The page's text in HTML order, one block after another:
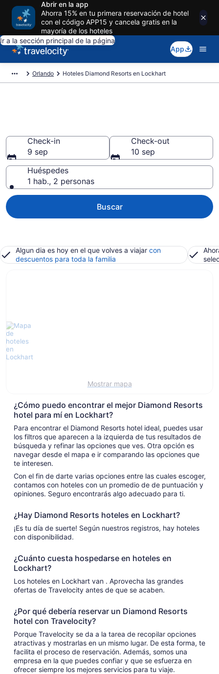
Abrir en la app
Ahorra 15% en tu primera reservación de hotel
con el código APP15 y cancela gratis en la
mayoría de los hoteles
Ir a la sección principal de la página
App
Orlando Hoteles Diamond Resorts en Lockhart
Check-in
9 sep
Check-out
10 sep
Huéspedes
1 hab., 2 personas
Buscar
Algun dia es hoy en el que volves a viajar con
descuentos para toda la familia
Mostrar mapa
¿Cómo puedo encontrar el mejor Diamond Resorts
hotel para mí en Lockhart?
Para encontrar el Diamond Resorts hotel ideal, puedes usar
los filtros que aparecen a la izquierda de tus resultados de
búsqueda y refinar las opciones que ves. Otra opción es
navegar desde el mapa e ir comparando las opciones que
te interesen.
Con el fin de darte varias opciones entre las cuales escoger,
contamos con hoteles con un promedio de de puntuación y
opiniones. Seguro encontrarás algo adecuado para ti.
¿Hay Diamond Resorts hoteles en Lockhart?
¡Es tu día de suerte! Según nuestros registros, hay hoteles
con disponibilidad.
¿Cuánto cuesta hospedarse en hoteles en
Lockhart?
Los hoteles en Lockhart van . Aprovecha las grandes
ofertas de Travelocity antes de que se acaben.
¿Por qué debería reservar un Diamond Resorts
hotel con Travelocity?
Porque Travelocity se da a la tarea de recopilar opciones
atractivas y mostrarlas en un mismo lugar. De esta forma, te
facilita el proceso de reservación. Además, somos una
empresa en la que puedes confiar y que se esfuerza en
ofrecer siempre los mejores servicios para tu viaje.